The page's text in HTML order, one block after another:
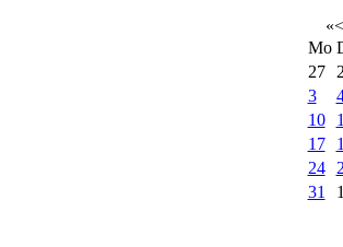
«<
Mo
27
3
10
17
24
31